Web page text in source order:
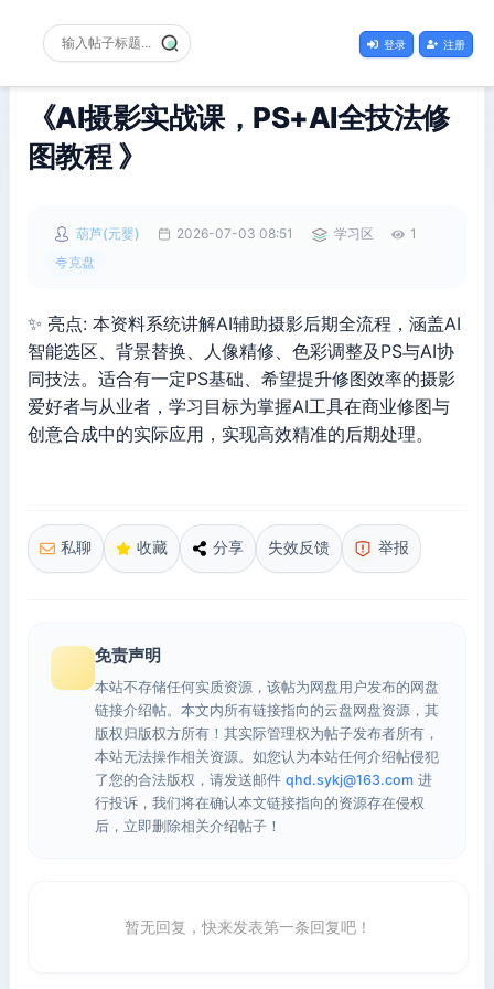
登录 注册
《AI摄影实战课，PS+AI全技法修
图教程 》
葫芦(元婴) 2026-07-03 08:51 学习区
1
夸克盘
✨ 亮点: 本资料系统讲解AI辅助摄影后期全流程，涵盖AI
智能选区、背景替换、人像精修、色彩调整及PS与AI协
同技法。适合有一定PS基础、希望提升修图效率的摄影
爱好者与从业者，学习目标为掌握AI工具在商业修图与
创意合成中的实际应用，实现高效精准的后期处理。
私聊 收藏 分享 失效反馈 举报
免责声明
本站不存储任何实质资源，该帖为网盘用户发布的网盘
链接介绍帖。本文内所有链接指向的云盘网盘资源，其
版权归版权方所有！其实际管理权为帖子发布者所有，
本站无法操作相关资源。如您认为本站任何介绍帖侵犯
了您的合法版权，请发送邮件 qhd.sykj@163.com 进
行投诉，我们将在确认本文链接指向的资源存在侵权
后，立即删除相关介绍帖子！
暂无回复，快来发表第一条回复吧！